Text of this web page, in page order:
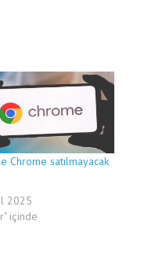
Chrome satılmayacak
2025
içinde